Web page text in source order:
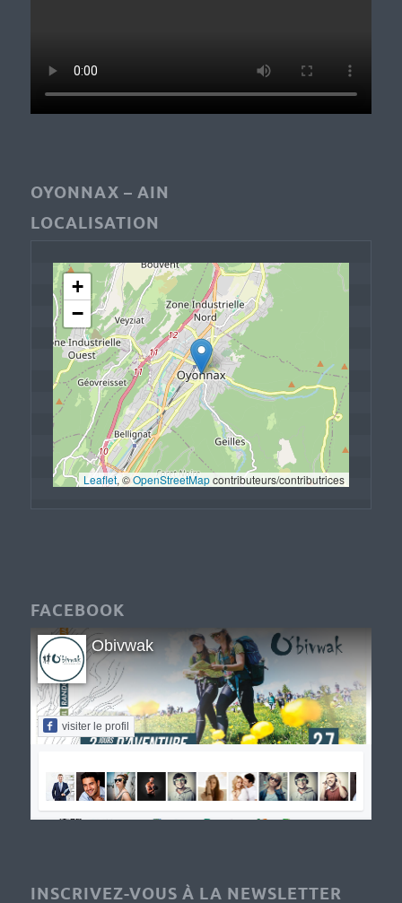
OYONNAX – AIN
LOCALISATION
+
−
Leaflet, © OpenStreetMap contributeurs/contributrices
FACEBOOK
Obivwak
visiter le profil
INSCRIVEZ-VOUS À LA NEWSLETTER